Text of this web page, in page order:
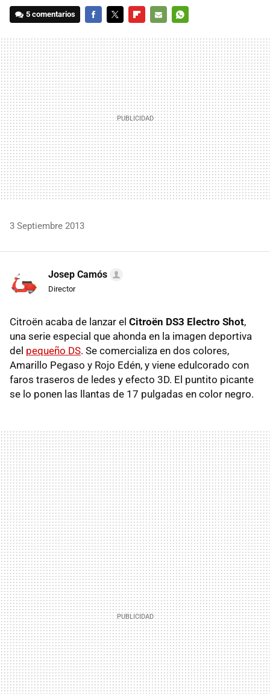
5 comentarios
MAIL
3 Septiembre 2013
Josep Camós
Director
Citroën acaba de lanzar el Citroën DS3 Electro Shot,
una serie especial que ahonda en la imagen deportiva
del pequeño DS. Se comercializa en dos colores,
Amarillo Pegaso y Rojo Edén, y viene edulcorado con
faros traseros de ledes y efecto 3D. El puntito picante
se lo ponen las llantas de 17 pulgadas en color negro.